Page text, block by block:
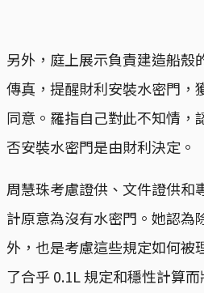
另外，庭上展示負責建造船殼
傳真，提醒財利安裝水密門，
同意。羅指自己對此不知情，
否安裝水密門是由財利決定。
周慧珠考慮證供、文件證供和
計原意為沒有水密門。她認為
外，也是考慮這些規定如何被
了合乎 0.1L 規定和穩性計算